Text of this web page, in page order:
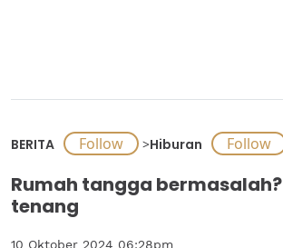
BERITA >Hiburan
Rumah tangga
tenang
10 Oktober 2024 06:28pm